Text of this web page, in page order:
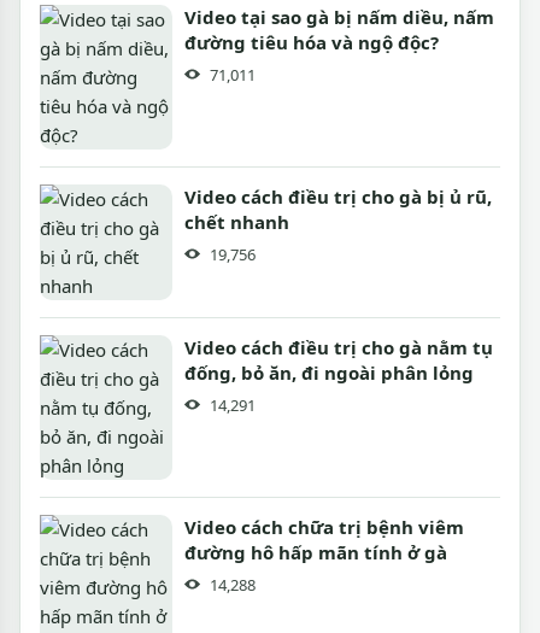
Video tại sao gà bị nấm diều, nấm
đường tiêu hóa và ngộ độc?
71,011
Video cách điều trị cho gà bị ủ rũ,
chết nhanh
19,756
Video cách điều trị cho gà nằm tụ
đống, bỏ ăn, đi ngoài phân lỏng
14,291
Video cách chữa trị bệnh viêm
đường hô hấp mãn tính ở gà
14,288